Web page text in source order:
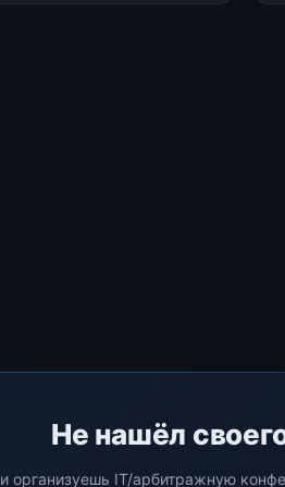
развития интернета, а
Не нашёл
организуешь IT/арбитражную